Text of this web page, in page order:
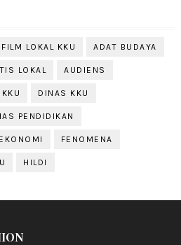
FILM LOKAL KKU ADAT BUDAYA
LOKAL AUDIENS
DINAS KKU
PENDIDIKAN
EKONOMI FENOMENA
HILDI